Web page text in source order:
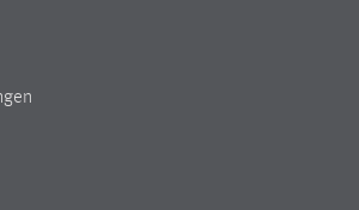
ist notwendig um sich an der Website